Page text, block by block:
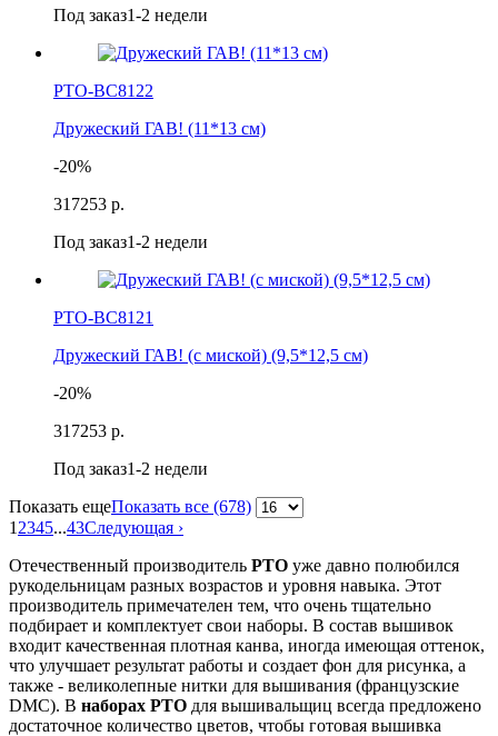
Под заказ1-2 недели
РТО-ВС8122
Дружеский ГАВ! (11*13 см)
-20%
317253 р.
Под заказ1-2 недели
РТО-ВС8121
Дружеский ГАВ! (с миской) (9,5*12,5 см)
-20%
317253 р.
Под заказ1-2 недели
Показать ещеПоказать все (678)
1 2345...43Следующая ›
Отечественный производитель РТО уже давно полюбился
рукодельницам разных возрастов и уровня навыка. Этот
производитель примечателен тем, что очень тщательно
подбирает и комплектует свои наборы. В состав вышивок
входит качественная плотная канва, иногда имеющая оттенок,
что улучшает результат работы и создает фон для рисунка, а
также - великолепные нитки для вышивания (французские
DMC). В наборах РТО для вышивальщиц всегда предложено
достаточное количество цветов, чтобы готовая вышивка